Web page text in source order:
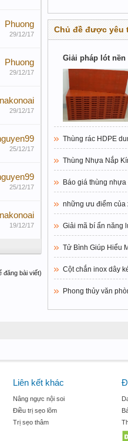
Phuong
29/12/17
Phuong
29/12/17
29/12/17
25/12/17
25/12/17
19/12/17
đăng bài viết)
Chủ đề được yêu
Giải pháp lót
Thùng rác HDPE
Thùng Nhựa Nắp
Báo giá thùng
những ưu điểm của
Giải mã bí ẩn năng
Tử Bình Giúp Hiểu
Cột chắn inox dây
Phong thủy văn
Liên kết khác
Nâng ngực nội soi
Điều trị sẹo lõm
Trị sẹo thâm